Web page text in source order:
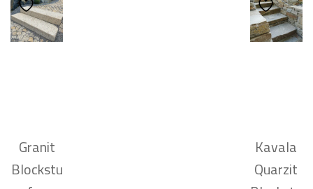
Granit
Blockstu
Kavala
Quarzit